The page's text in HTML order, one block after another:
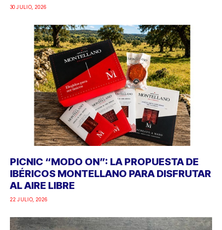
30 JULIO, 2026
PICNIC “MODO ON”: LA PROPUESTA DE
IBÉRICOS MONTELLANO PARA DISFRUTAR
AL AIRE LIBRE
22 JULIO, 2026